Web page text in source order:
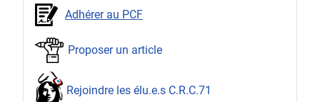
Adhérer au PCF
Proposer un article
Rejoindre les élu.e.s C.R.C.71